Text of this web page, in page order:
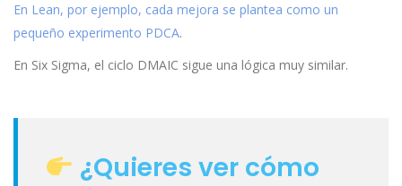
En Lean, por ejemplo, cada mejora se plantea como un
pequeño experimento PDCA.
En Six Sigma, el ciclo DMAIC sigue una lógica muy similar.
¿Quieres ver cómo